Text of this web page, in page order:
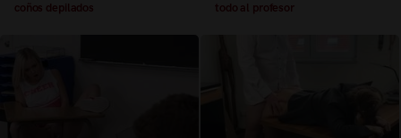
coños depilados
todo al profesor